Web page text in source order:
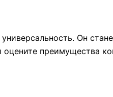
Он
преимущества